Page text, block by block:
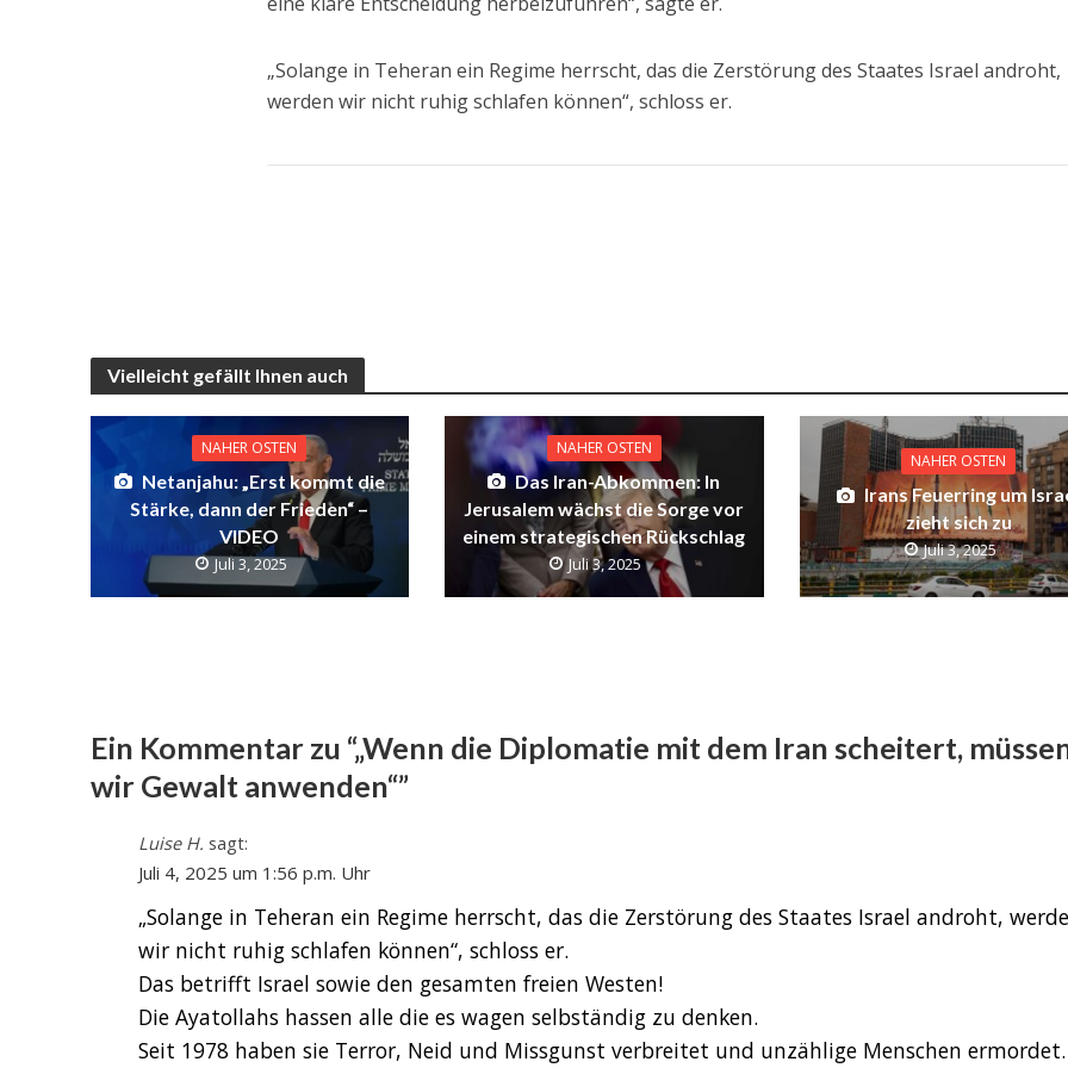
„Solange in Teheran ein Regime herrscht, das die Zerstörung des Staates Israel androht,
werden wir nicht ruhig schlafen können“, schloss er.
Vielleicht gefällt Ihnen auch
NAHER OSTEN
Netanjahu: „Erst kommt die
Stärke, dann der Frieden“ –
VIDEO
Juli 3, 2025
NAHER OSTEN
Das Iran-Abkommen: In
Jerusalem wächst die Sorge vor
einem strategischen Rückschlag
Juli 3, 2025
NAHER OSTEN
Irans Feuerring um
zieht sich zu
Juli 3, 2025
Ein Kommentar zu “„Wenn die Diplomatie mit dem Iran scheitert,
wir Gewalt anwenden“”
Luise H. sagt:
Juli 4, 2025 um 1:56 p.m. Uhr
„Solange in Teheran ein Regime herrscht, das die Zerstörung des Staates Israel androht,
wir nicht ruhig schlafen können“, schloss er.
Das betrifft Israel sowie den gesamten freien Westen!
Die Ayatollahs hassen alle die es wagen selbständig zu denken.
Seit 1978 haben sie Terror, Neid und Missgunst verbreitet und unzählige Menschen ermordet.